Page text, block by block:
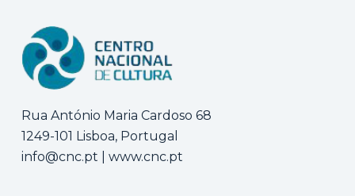
Rua António Maria Cardoso 68
1249-101 Lisboa, Portugal
info@cnc.pt
www.cnc.pt